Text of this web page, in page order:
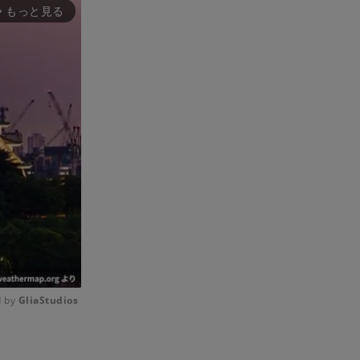
もっと見る
by GliaStudios